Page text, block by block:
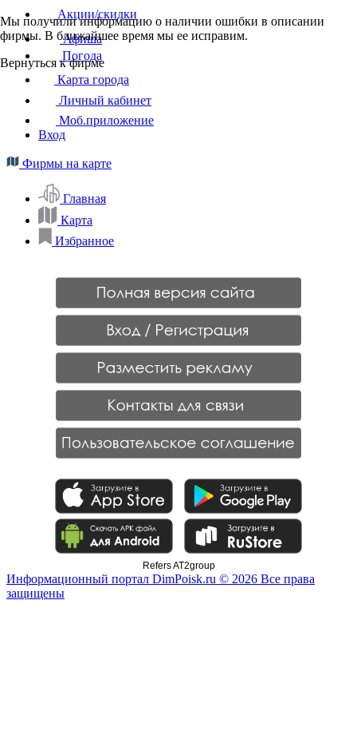
Мы получили информацию о наличии ошибки в описании
фирмы. В ближайшее время мы ее исправим.
Вернуться к фирме
Акции/скидки
Афиша
Погода
Карта города
Личный кабинет
Моб.приложение
Вход
Фирмы на карте
Главная
Карта
Избранное
Refers AT2group
Информационный портал DimPoisk.ru © 2026 Все права
защищены